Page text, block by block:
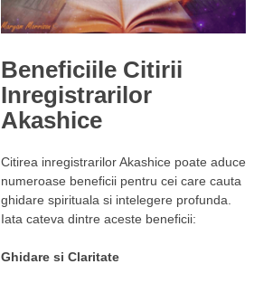
Beneficiile Citirii
Inregistrarilor
Akashice
Citirea inregistrarilor Akashice poate aduce
numeroase beneficii pentru cei care cauta
ghidare spirituala si intelegere profunda.
Iata cateva dintre aceste beneficii:
Ghidare si Claritate